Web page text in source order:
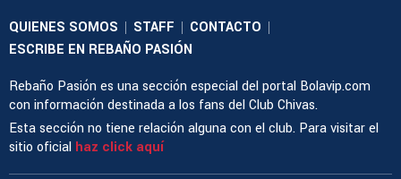
QUIENES SOMOS | STAFF | CONTACTO |
ESCRIBE EN REBAÑO PASIÓN
Rebaño Pasión es una sección especial del portal Bolavip.com
con información destinada a los fans del Club Chivas.
Esta sección no tiene relación alguna con el club. Para visitar el
sitio oficial haz click aquí